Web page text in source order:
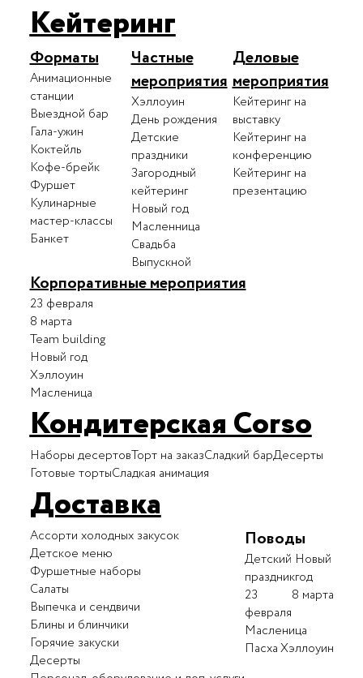
Кейтеринг
Форматы
Анимационные
станции
Выездной бар
Гала-ужин
Коктейль
Кофе-брейк
Фуршет
Кулинарные
мастер-классы
Банкет
Частные
мероприятия
Хэллоуин
День рождения
Детские
праздники
Загородный
кейтеринг
Новый год
Масленница
Свадьба
Выпускной
Деловые
мероприятия
Кейтеринг на
выставку
Кейтеринг на
конференцию
Кейтеринг на
презентацию
Корпоративные мероприятия
23 февраля
8 марта
Team building
Новый год
Хэллоуин
Масленица
Кондитерская Corso
Наборы десертовТорт на заказСладкий барДесерты
Готовые тортыСладкая анимация
Доставка
Ассорти холодных закусок
Детское меню
Фуршетные наборы
Салаты
Выпечка и сендвичи
Блины и блинчики
Горячие закуски
Десерты
Поводы
Детский
праздник
Новый
год
23
февраля
8 марта
Масленица
ПасхаХэллоуин